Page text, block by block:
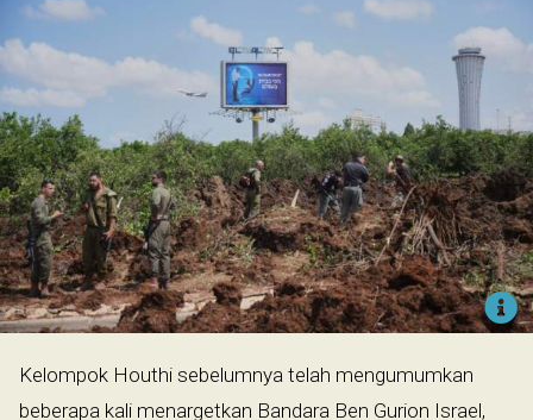
Kelompok Houthi sebelumnya telah mengumumkan
beberapa kali menargetkan Bandara Ben Gurion Israel,